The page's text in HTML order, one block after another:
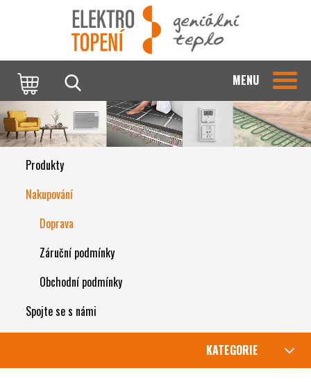
MENU
Produkty
Nakupování
Doprava
Záruční podmínky
Obchodní podmínky
Spojte se s námi
KATEGORIE